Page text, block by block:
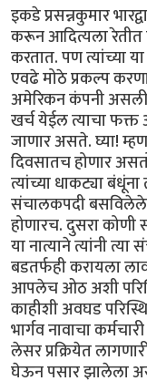
इकडे प्रसन्नकुमार
करून आदित्यला
करतात. पण त्यांच्या
एवढे मोठे प्रकल्प
अमेरिकन कंपनी असली
खर्च येईल त्याचा
जाणार असते. घ्या!
दिवसातच होणार
त्यांच्या धाकट्या
संचालकपदी बसविलेले
होणारच. दुसरा
या नात्याने त्यांनी
बडतर्फही करायला
आपलेच ओठ अशी
काहीशी अवघड
भार्गव नावाचा
लेसर प्रक्रियेत
घेऊन पसार झालेला